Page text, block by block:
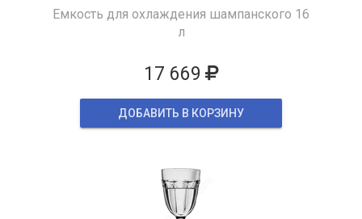
Емкость для охлаждения шампанского 16
л
17 669
ДОБАВИТЬ В КОРЗИНУ